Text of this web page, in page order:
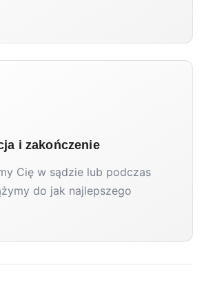
i zakończenie
Cię w sądzie lub podczas
do jak najlepszego